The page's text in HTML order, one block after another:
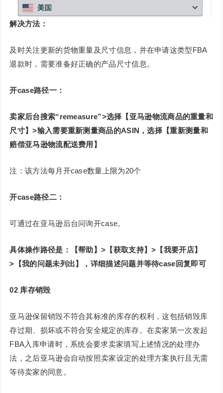
解决方法：
及时关注更新的货物重量及尺寸信息，并在申请这类型FBA
退款时，需要准备好正确的产品尺寸信息。
开case路径一：
卖家后台搜索“remeasure”>选择【亚马逊物流商品的重量和
尺寸】>输入需要重新测量商品的ASIN，选择【重新测量和
赔偿亚马逊物流配送费用】
注：该方法每月开case数量上限为20个
开case路径二：
可通过在亚马逊后台问询开case。
具体操作路径是：【帮助】>【获取支持】>【我要开店】
>【我的问题未列出】，详细描述问题并等待case回复即可
02 库存销毁
亚马逊保留销毁不符合其标准的库存的权利，这包括销毁库
存过期、损坏或不符合安全规定的库存。在卖家第一次发起
FBA入库申请时，系统会要求卖家填写上述情况的处理办
法，之后亚马逊会自动按照卖家设定的处理方案执行且无需
等待卖家的同意。